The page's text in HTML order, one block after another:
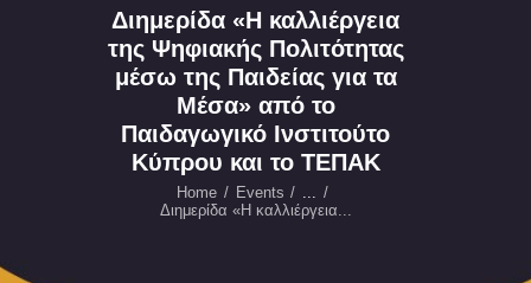
Διημερίδα «Η καλλιέργεια
της Ψηφιακής Πολιτότητας
μέσω της Παιδείας για τα
Μέσα» από το
Παιδαγωγικό Ινστιτούτο
Κύπρου και το ΤΕΠΑΚ
Home Events
...
Διημερίδα «Η καλλιέργεια...
ΕΥΚΑΙΡΙΕΣ
ΕΠΙΚΟΙΝΩΝΙΑ
ENGLISH